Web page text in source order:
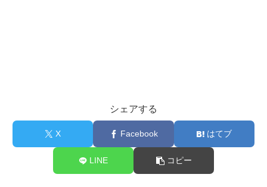
シェアする
X Facebook はてブ
LINE コピー